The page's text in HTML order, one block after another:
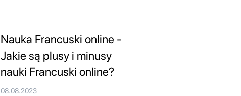
Nauka Francuski online -
Jakie są plusy i minusy
nauki Francuski online?
08.08.2023